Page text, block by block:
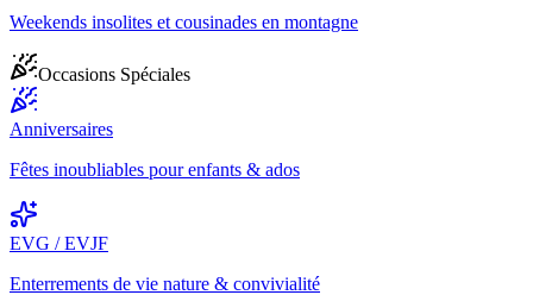
Weekends insolites et cousinades en montagne
Occasions Spéciales
Anniversaires
Fêtes inoubliables pour enfants & ados
EVG / EVJF
Enterrements de vie nature & convivialité